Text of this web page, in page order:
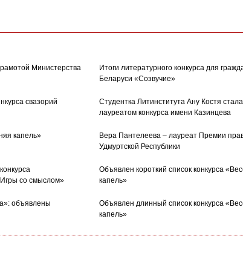
Министерства
Итоги литературного конкурса для
Беларуси «Созвучие»
свазорий
Студентка Литинститута Ану Костя стала
лауреатом конкурса имени Казинцева
капель»
Вера Пантелеева – лауреат Премии
Удмуртской Республики
со смыслом»
Объявлен короткий список конкурса
капель»
объявлены
Объявлен длинный список конкурса
капель»